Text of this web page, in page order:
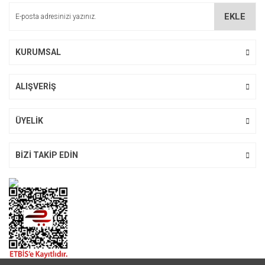
EKLE
KURUMSAL
ALIŞVERİŞ
ÜYELİK
BİZİ TAKİP EDİN